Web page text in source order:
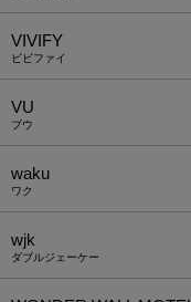
VIVIFY
ビビファイ
VU
ブウ
waku
ワク
wjk
ダブルジェーケー